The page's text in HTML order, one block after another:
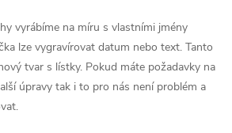
vyrábíme na míru s vlastními jmény
lze vygravírovat datum nebo text. Tanto
tvar s lístky. Pokud máte požadavky na
úpravy tak i to pro nás není problém a